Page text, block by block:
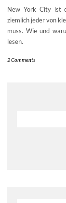
New York City ist
ziemlich jeder von
muss. Wie und
lesen.
2 Comments